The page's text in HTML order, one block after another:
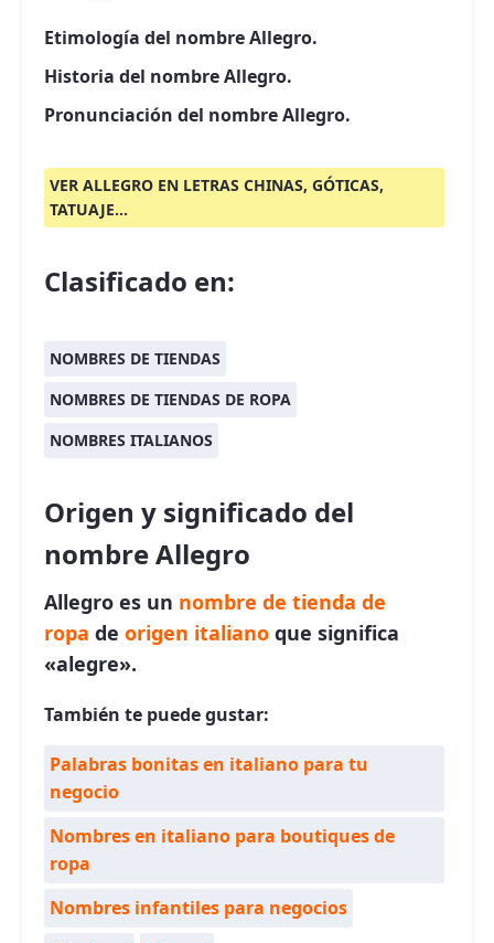
Etimología del nombre Allegro.
Historia del nombre Allegro.
Pronunciación del nombre Allegro.
VER ALLEGRO EN LETRAS CHINAS, GÓTICAS,
TATUAJE...
Clasificado en:
NOMBRES DE TIENDAS
NOMBRES DE TIENDAS DE ROPA
NOMBRES ITALIANOS
Origen y significado del
nombre Allegro
Allegro es un nombre de tienda de
ropa de origen italiano que significa
«alegre».
También te puede gustar:
Palabras bonitas en italiano para tu
negocio
Nombres en italiano para boutiques de
ropa
Nombres infantiles para negocios